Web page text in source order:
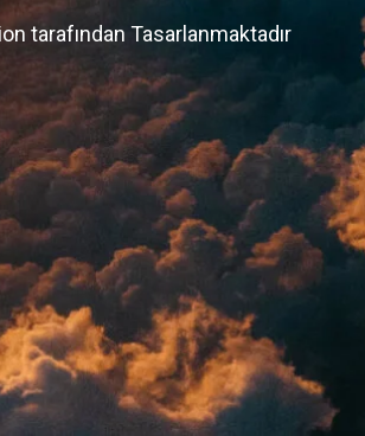
tarafından Tasarlanmaktadır